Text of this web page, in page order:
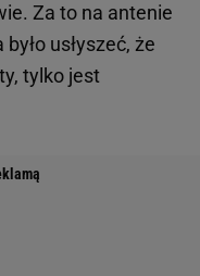
Za to na antenie
usłyszeć, że
tylko jest